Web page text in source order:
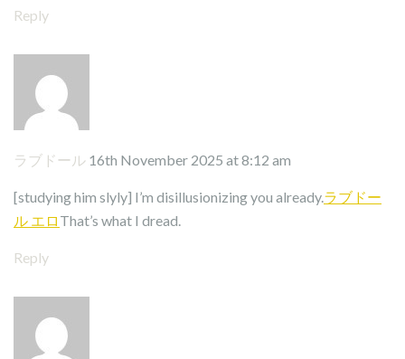
Reply
ラブドール 16th November 2025 at 8:12 am
[studying him slyly] I’m disillusionizing you already.ラブドー
ル エロ That’s what I dread.
Reply